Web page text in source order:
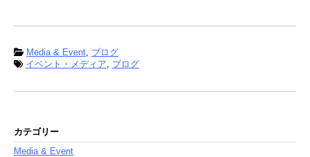
Media & Event ブログ
イベント・メディア
ブログ
カテゴリー
Media & Event